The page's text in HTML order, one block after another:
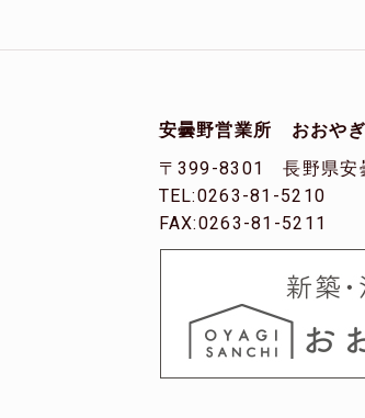
安曇野営業所 おおや
〒399-8301 長野県安
TEL:0263-81-5210
FAX:0263-81-5211